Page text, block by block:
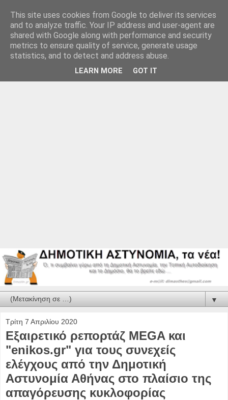
▼
Τρίτη 7 Απριλίου 2020
Εξαιρετικό ρεπορτάζ MEGA και
"enikos.gr" για τους συνεχείς
ελέγχους από την Δημοτική
Αστυνομία Αθήνας στο πλαίσιο της
απαγόρευσης κυκλοφορίας
This site uses cookies from Google to deliver its services
and to analyze traffic. Your IP address and user-agent are
shared with Google along with performance and security
metrics to ensure quality of service, generate usage
statistics, and to detect and address abuse.
LEARN MORE GOT IT